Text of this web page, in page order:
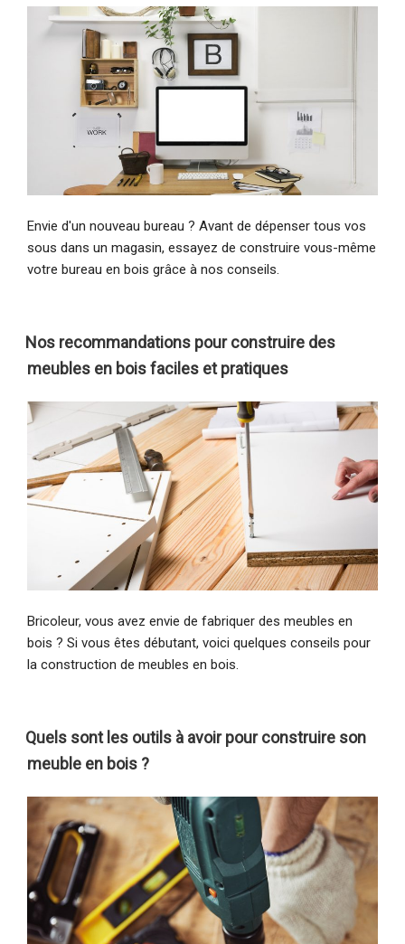
Envie d'un nouveau bureau ? Avant de dépenser tous vos
sous dans un magasin, essayez de construire vous-même
votre bureau en bois grâce à nos conseils.
Nos recommandations pour construire des
meubles en bois faciles et pratiques
Bricoleur, vous avez envie de fabriquer des meubles en
bois ? Si vous êtes débutant, voici quelques conseils pour
la construction de meubles en bois.
Quels sont les outils à avoir pour construire son
meuble en bois ?